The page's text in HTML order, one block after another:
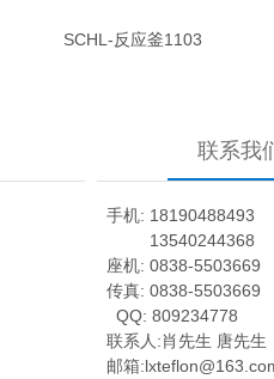
SCHL-反应釜1103
联系我
手机: 18190488493
13540244368
座机: 0838-5503669
传真: 0838-5503669
QQ: 809234778
联系人:肖先生 唐先生
邮箱